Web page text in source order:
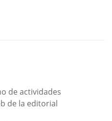
de actividades
de la editorial